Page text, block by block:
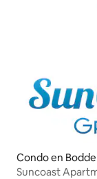
Condo en
Suncoast